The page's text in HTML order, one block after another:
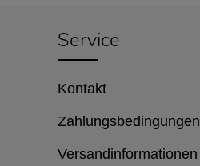
Service
Kontakt
Zahlungsbedingungen
Versandinformationen